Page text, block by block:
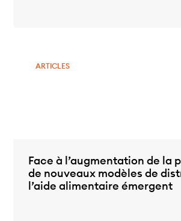
ARTICLES
Face à l’augmentation de la
de nouveaux modèles de
l’aide alimentaire émergent